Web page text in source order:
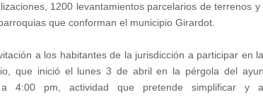
1200 levantamientos parcelarios de terrenos
que conforman el municipio Girardot.
a los habitantes de la jurisdicción a participar en
que inició el lunes 3 de abril en la pérgola del
4:00 pm, actividad que pretende simplificar y